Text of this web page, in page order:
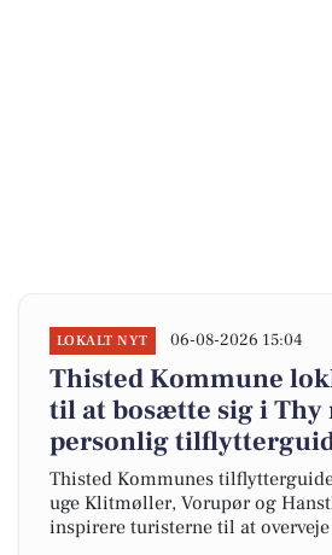
LOKALT NYT 06-08-2026 15:04
Thisted Kommune
til at bosætte sig i Thy
personlig
Thisted Kommunes
uge Klitmøller, Vorupør og
inspirere turisterne til at